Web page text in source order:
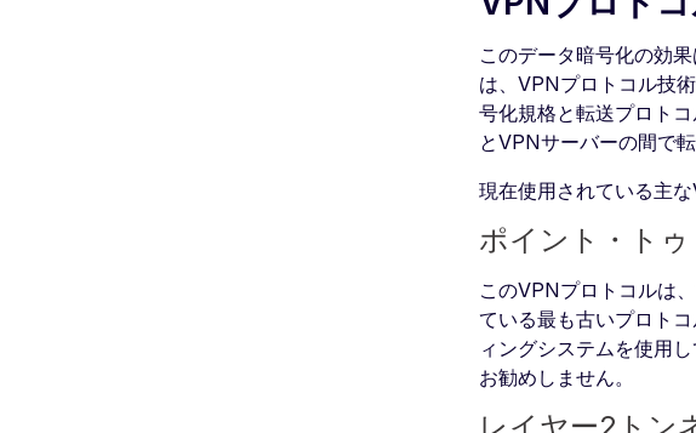
このデータ暗号化の効
は、VPNプロトコル技
号化規格と転送プロト
とVPNサーバーの間で
現在使用されている主
ポイント・トゥ
このVPNプロトコルは
ている最も古いプロト
ィングシステムを使用
お勧めしません。